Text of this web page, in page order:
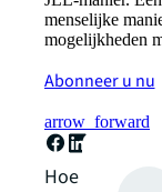
menselijke
mogelijkheden
Abonneer u nu
arrow_forward
Hoe kunnen